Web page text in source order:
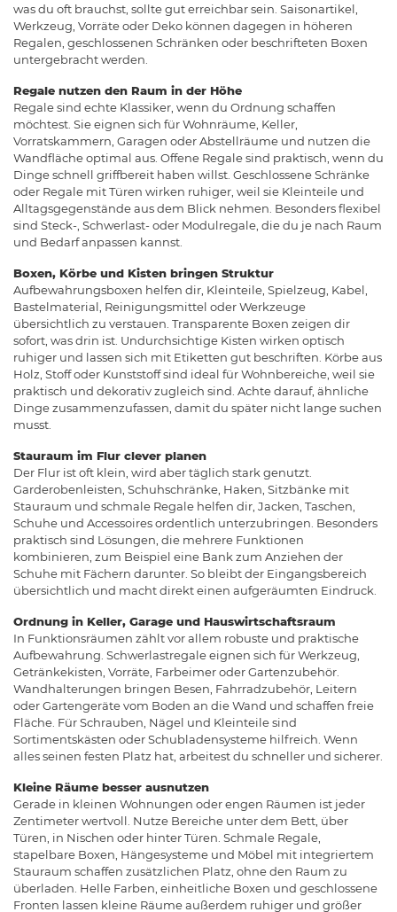
was du oft brauchst, sollte gut erreichbar sein. Saisonartikel,
Werkzeug, Vorräte oder Deko können dagegen in höheren
Regalen, geschlossenen Schränken oder beschrifteten Boxen
untergebracht werden.
Regale nutzen den Raum in der Höhe
Regale sind echte Klassiker, wenn du Ordnung schaffen
möchtest. Sie eignen sich für Wohnräume, Keller,
Vorratskammern, Garagen oder Abstellräume und nutzen die
Wandfläche optimal aus. Offene Regale sind praktisch, wenn du
Dinge schnell griffbereit haben willst. Geschlossene Schränke
oder Regale mit Türen wirken ruhiger, weil sie Kleinteile und
Alltagsgegenstände aus dem Blick nehmen. Besonders flexibel
sind Steck-, Schwerlast- oder Modulregale, die du je nach Raum
und Bedarf anpassen kannst.
Boxen, Körbe und Kisten bringen Struktur
Aufbewahrungsboxen helfen dir, Kleinteile, Spielzeug, Kabel,
Bastelmaterial, Reinigungsmittel oder Werkzeuge
übersichtlich zu verstauen. Transparente Boxen zeigen dir
sofort, was drin ist. Undurchsichtige Kisten wirken optisch
ruhiger und lassen sich mit Etiketten gut beschriften. Körbe aus
Holz, Stoff oder Kunststoff sind ideal für Wohnbereiche, weil sie
praktisch und dekorativ zugleich sind. Achte darauf, ähnliche
Dinge zusammenzufassen, damit du später nicht lange suchen
musst.
Stauraum im Flur clever planen
Der Flur ist oft klein, wird aber täglich stark genutzt.
Garderobenleisten, Schuhschränke, Haken, Sitzbänke mit
Stauraum und schmale Regale helfen dir, Jacken, Taschen,
Schuhe und Accessoires ordentlich unterzubringen. Besonders
praktisch sind Lösungen, die mehrere Funktionen
kombinieren, zum Beispiel eine Bank zum Anziehen der
Schuhe mit Fächern darunter. So bleibt der Eingangsbereich
übersichtlich und macht direkt einen aufgeräumten Eindruck.
Ordnung in Keller, Garage und Hauswirtschaftsraum
In Funktionsräumen zählt vor allem robuste und praktische
Aufbewahrung. Schwerlastregale eignen sich für Werkzeug,
Getränkekisten, Vorräte, Farbeimer oder Gartenzubehör.
Wandhalterungen bringen Besen, Fahrradzubehör, Leitern
oder Gartengeräte vom Boden an die Wand und schaffen freie
Fläche. Für Schrauben, Nägel und Kleinteile sind
Sortimentskästen oder Schubladensysteme hilfreich. Wenn
alles seinen festen Platz hat, arbeitest du schneller und sicherer.
Kleine Räume besser ausnutzen
Gerade in kleinen Wohnungen oder engen Räumen ist jeder
Zentimeter wertvoll. Nutze Bereiche unter dem Bett, über
Türen, in Nischen oder hinter Türen. Schmale Regale,
stapelbare Boxen, Hängesysteme und Möbel mit integriertem
Stauraum schaffen zusätzlichen Platz, ohne den Raum zu
überladen. Helle Farben, einheitliche Boxen und geschlossene
Fronten lassen kleine Räume außerdem ruhiger und größer